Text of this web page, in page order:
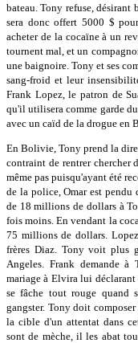
bateau. Tony refuse,
sera donc offert 5000 $
acheter de la cocaïne à un
tournent mal, et un
une baignoire. Tony et ses
sang-froid et leur
Frank Lopez, le patron de
qu'il utilisera comme garde
avec un caïd de la drogue en
En Bolivie, Tony prend la
contraint de rentrer chercher
même pas puisqu'ayant été
de la police, Omar est pendu
de 18 millions de dollars à
fois moins. En vendant la
75 millions de dollars.
frères Diaz. Tony voit plus
Angeles. Frank demande
mariage à Elvira lui
se fâche tout rouge quand
gangster. Tony doit
la cible d'un attentat dans
sont de mèche, il les abat